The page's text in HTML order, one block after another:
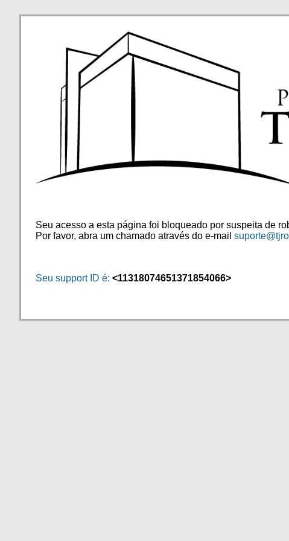
Seu acesso a esta página foi bloqueado por suspeita de
Por favor, abra um chamado através do e-mail
Seu support ID é: <11318074651371854066>